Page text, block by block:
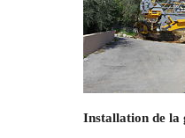
Installation de la